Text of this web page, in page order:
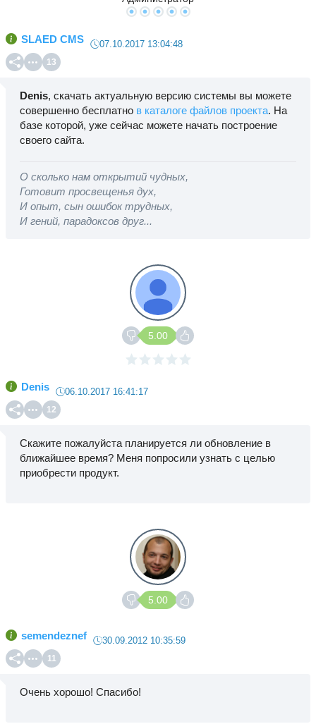
SLAED CMS 07.10.2017 13:04:48
13
Denis, скачать актуальную версию системы вы можете
совершенно бесплатно в каталоге файлов проекта. На
базе которой, уже сейчас можете начать построение
своего сайта.
О сколько нам открытий чудных,
Готовит просвещенья дух,
И опыт, сын ошибок трудных,
И гений, парадоксов друг...
5.00
Denis 06.10.2017 16:41:17
12
Скажите пожалуйста планируется ли обновление в
ближайшее время? Меня попросили узнать с целью
приобрести продукт.
5.00
semendeznef 30.09.2012 10:35:59
11
Очень хорошо! Спасибо!